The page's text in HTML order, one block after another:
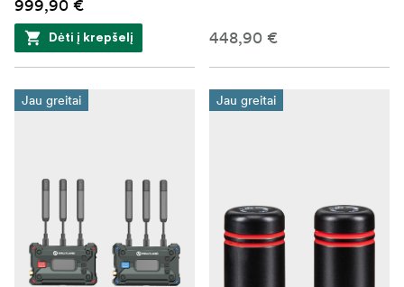
999,90 €
Dėti į krepšelį 448,90 €
Jau greitai Jau greitai